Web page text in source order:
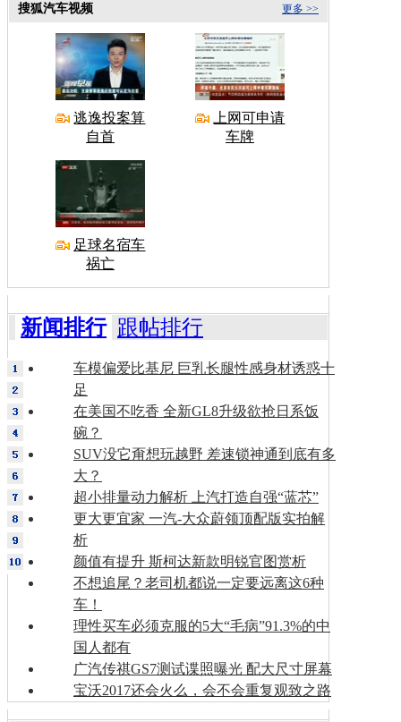
更多 >>
搜狐汽车视频
逃逸投案算
自首
上网可申请
车牌
足球名宿车
祸亡
新闻排行 跟帖排行
车模偏爱比基尼 巨乳长腿性感身材诱惑十
足
在美国不吃香 全新GL8升级欲抢日系饭
碗？
SUV没它甭想玩越野 差速锁神通到底有多
大？
超小排量动力解析 上汽打造自强“蓝芯”
更大更宜家 一汽-大众蔚领顶配版实拍解
析
颜值有提升 斯柯达新款明锐官图赏析
不想追尾？老司机都说一定要远离这6种
车！
理性买车必须克服的5大“毛病”91.3%的中
国人都有
广汽传祺GS7测试谍照曝光 配大尺寸屏幕
宝沃2017还会火么，会不会重复观致之路